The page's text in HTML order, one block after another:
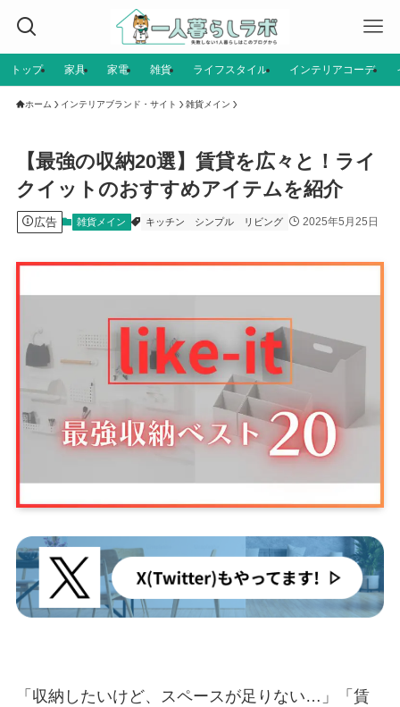
トップ 家具 家電 雑貨 ライフスタイル インテリアコーデ
ホーム インテリアブランド・サイト 雑貨メイン
【最強の収納20選】賃貸を広々と！ライ
クイットのおすすめアイテムを紹介
広告 雑貨メイン キッチン シンプル リビング 2025年5月25日
「収納したいけど、スペースが足りない…」「賃